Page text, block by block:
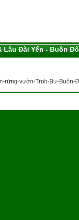
Lâu Đài Yến - Buôn
rừng-vườn-Troh-Bư-Buôn-